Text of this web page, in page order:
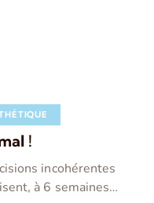
!
incohérentes
à 6 semaines…